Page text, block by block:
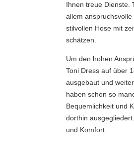
Ihnen treue Dienste.
allem
stilvollen Hose mit
schätzen.
Um den hohen
Toni Dress auf über
ausgebaut und
haben schon so
Bequemlichkeit und
dorthin
und Komfort.